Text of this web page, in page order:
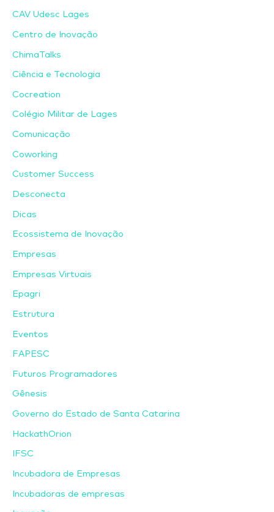
CAV Udesc Lages
Centro de Inovação
ChimaTalks
Ciência e Tecnologia
Cocreation
Colégio Militar de Lages
Comunicação
Coworking
Customer Success
Desconecta
Dicas
Ecossistema de Inovação
Empresas
Empresas Virtuais
Epagri
Estrutura
Eventos
FAPESC
Futuros Programadores
Gênesis
Governo do Estado de Santa Catarina
HackathOrion
IFSC
Incubadora de Empresas
Incubadoras de empresas